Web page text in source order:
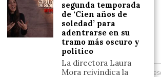
Escríbenos
+34633110958
Copyright2026. Todos los Derechos
segunda temporada
de ‘Cien años de
soledad’ para
adentrarse en su
tramo más oscuro y
político
La directora Laura
Mora reivindica la